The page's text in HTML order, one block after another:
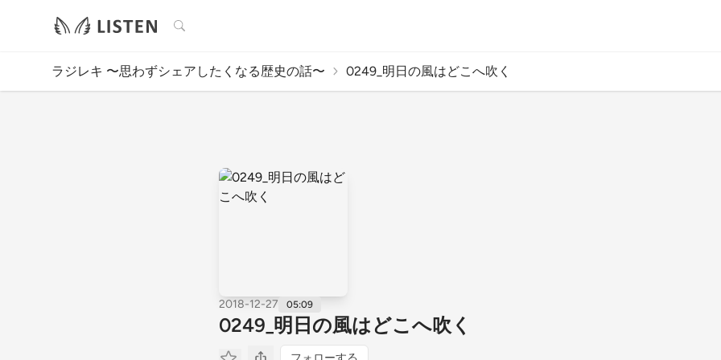
検索
ラジレキ 〜思わずシェアしたくなる歴史の話〜 0249_明日の風はどこへ吹く
2018-12-27 05:09
0249_明日の風はどこへ吹く